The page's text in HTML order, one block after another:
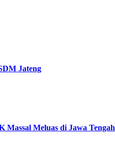
Jateng
Massal Meluas di Jawa Tengah